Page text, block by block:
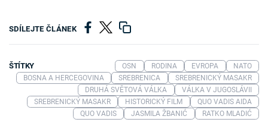
SDÍLEJTE ČLÁNEK
ŠTÍTKY OSN RODINA EVROPA
NATO
BOSNA A HERCEGOVINA
SREBRENICA
SREBRENICKÝ MASAKR
DRUHÁ SVĚTOVÁ VÁLKA
VÁLKA V JUGOSLÁVII
SREBRENICKÝ MASAKR
HISTORICKÝ FILM
QUO VADIS AIDA
QUO VADIS
JASMILA ŽBANIĆ RATKO MLADIĆ